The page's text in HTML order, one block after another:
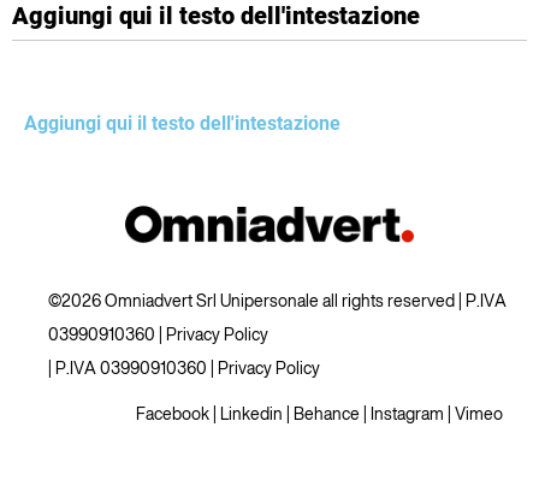
Aggiungi qui il testo dell'intestazione
Aggiungi qui il testo dell'intestazione
©2026 Omniadvert Srl Unipersonale all rights reserved | P.IVA
03990910360 |
Privacy Policy
| P.IVA 03990910360 |
Privacy Policy
Facebook Linkedin Behance Instagram Vimeo